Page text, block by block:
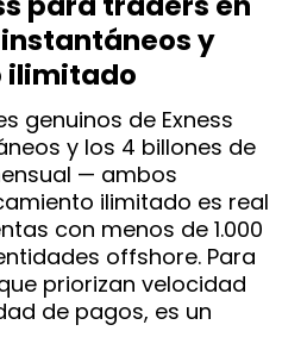
y
ilimitado
genuinos de Exness
y los 4 billones de
— ambos
ilimitado es real
con menos de 1.000
offshore. Para
priorizan velocidad
de pagos, es un